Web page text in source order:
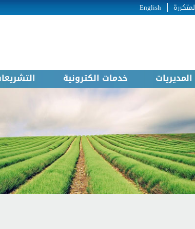
English
المديريات خدمات الكترونية